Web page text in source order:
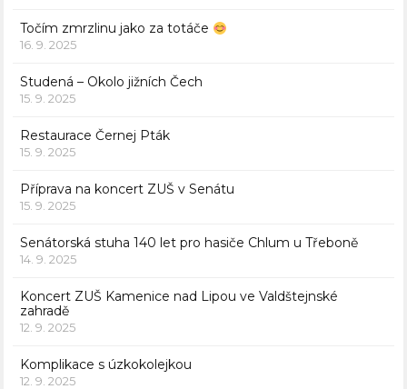
Točím zmrzlinu jako za totáče
16. 9. 2025
Studená – Okolo jižních Čech
15. 9. 2025
Restaurace Černej Pták
15. 9. 2025
Příprava na koncert ZUŠ v Senátu
15. 9. 2025
Senátorská stuha 140 let pro hasiče Chlum u Třeboně
14. 9. 2025
Koncert ZUŠ Kamenice nad Lipou ve Valdštejnské
zahradě
12. 9. 2025
Komplikace s úzkokolejkou
12. 9. 2025